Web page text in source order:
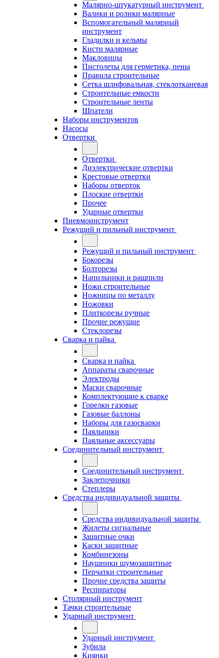
Малярно-штукатурный инструмент
Валики и ролики малярные
Вспомогательный малярный
инструмент
Гладилки и кельмы
Кисти малярные
Макловицы
Пистолеты для герметика, пены
Правила строительные
Сетка шлифовальная, стеклотканевая
Строительные емкости
Строительные ленты
Шпатели
Наборы инструментов
Насосы
Отвертки
Отвертки
Диэлектрические отвертки
Крестовые отвертки
Наборы отверток
Плоские отвертки
Прочее
Ударные отвертки
Пневмоинструмент
Режущий и пильный инструмент
Режущий и пильный инструмент
Бокорезы
Болторезы
Напильники и рашпили
Ножи строительные
Ножницы по металлу
Ножовки
Плиткорезы ручные
Прочие режущие
Стеклорезы
Сварка и пайка
Сварка и пайка
Аппараты сварочные
Электроды
Маски сварочные
Комплектующие к сварке
Горелки газовые
Газовые баллоны
Наборы для газосварки
Паяльники
Паяльные аксессуары
Соединительный инструмент
Соединительный инструмент
Заклепочники
Степлеры
Средства индивидуальной защиты
Средства индивидуальной защиты
Жилеты сигнальные
Защитные очки
Каски защитные
Комбинезоны
Наушники шумозащитные
Перчатки строительные
Прочие средства защиты
Респираторы
Столярный инструмент
Тачки строительные
Ударный инструмент
Ударный инструмент
Зубила
Киянки